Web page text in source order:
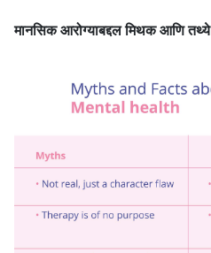
मानसिक आरोग्याबद्दल मिथक आणि तथ्ये